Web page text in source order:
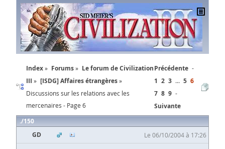
Index Forums
Le forum de Civilization
III
[ISDG] Affaires étrangères
Discussions sur les relations avec les
mercenaires - Page 6
Précédente
1 2 3 ... 5 6
7 8 9
Suivante
150
GD
Le 06/10/2004 à 17:26